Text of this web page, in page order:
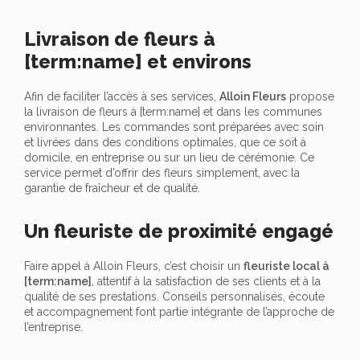
Livraison de fleurs à
[term:name] et environs
Afin de faciliter l’accès à ses services, Alloin Fleurs propose
la livraison de fleurs à [term:name] et dans les communes
environnantes. Les commandes sont préparées avec soin
et livrées dans des conditions optimales, que ce soit à
domicile, en entreprise ou sur un lieu de cérémonie. Ce
service permet d’offrir des fleurs simplement, avec la
garantie de fraîcheur et de qualité.
Un fleuriste de proximité engagé
Faire appel à Alloin Fleurs, c’est choisir un fleuriste local à
[term:name]
, attentif à la satisfaction de ses clients et à la
qualité de ses prestations. Conseils personnalisés, écoute
et accompagnement font partie intégrante de l’approche de
l’entreprise.